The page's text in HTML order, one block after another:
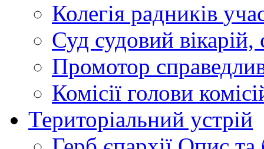
Колегія радників
Суд судовий вікарій,
Промотор
Комісії голови
Територіальний устрій